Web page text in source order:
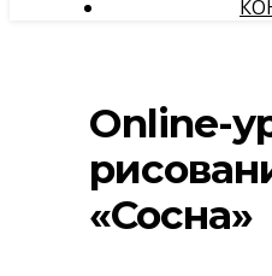
Online-
«Сосна»